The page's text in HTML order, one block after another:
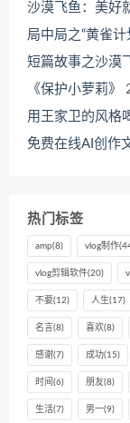
沙漠飞鱼：美好
局中局之“黄雀计
短篇故事之沙漠
《保护小萝莉》
用王家卫的风格
免费在线AI创作
热门标签
amp(8) vlog制作
vlog剪辑软件(20)
不要(12) 人生(17)
名言 (8) 喜欢(8)
感谢(7) 成功(15)
时间 (6) 朋友(8)
生活(7) 男一(9)